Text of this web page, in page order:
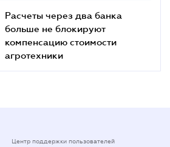
Расчеты через два банка
больше не блокируют
компенсацию стоимости
агротехники
Центр поддержки пользователей